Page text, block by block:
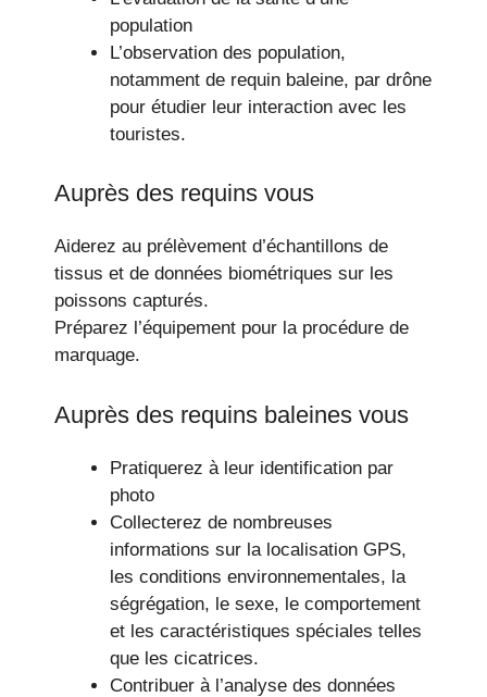
population
L’observation des population,
notamment de requin baleine, par drône
pour étudier leur interaction avec les
touristes.
Auprès des requins vous
Aiderez au prélèvement d’échantillons de
tissus et de données biométriques sur les
poissons capturés.
Préparez l’équipement pour la procédure de
marquage.
Auprès des requins baleines vous
Pratiquerez à leur identification par
photo
Collecterez de nombreuses
informations sur la localisation GPS,
les conditions environnementales, la
ségrégation, le sexe, le comportement
et les caractéristiques spéciales telles
que les cicatrices.
Contribuer à l’analyse des données